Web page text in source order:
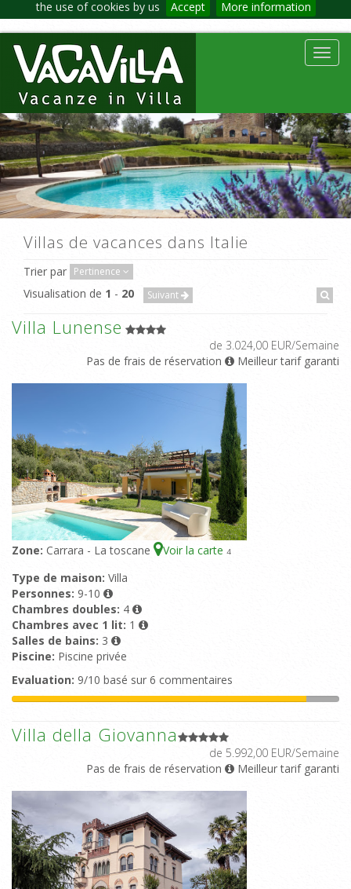
the use of cookies by us Accept More information
Villas de vacances dans Italie
Trier par Pertinence
Visualisation de 1 - 20 Suivant
Villa Lunense
de 3.024,00 EUR/Semaine
Pas de frais de réservation
Meilleur tarif garanti
Zone: Carrara - La toscane Voir la carte 4
Type de maison: Villa
Personnes: 9-10
Chambres doubles: 4
Chambres avec 1 lit: 1
Salles de bains: 3
Piscine: Piscine privée
Evaluation: 9/10 basé sur 6 commentaires
Villa della Giovanna
de 5.992,00 EUR/Semaine
Pas de frais de réservation
Meilleur tarif garanti